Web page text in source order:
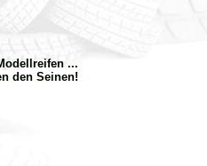
...
den Seinen!